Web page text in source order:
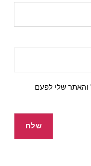
והאתר שלי לפעם